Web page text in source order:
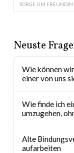
SORGE UM FREUNDIN
Neuste
Wie können
einer von uns
Wie finde ich
umzugehen,
Alte
aufarbeiten